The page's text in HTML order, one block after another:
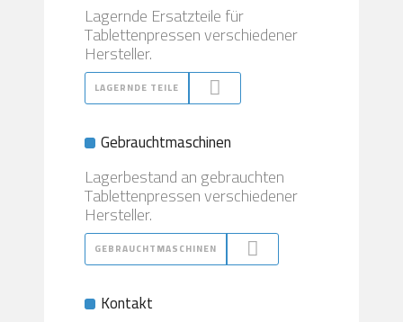
Lagernde Ersatzteile für
Tablettenpressen verschiedener
Hersteller.
LAGERNDE TEILE
Gebrauchtmaschinen
Lagerbestand an gebrauchten
Tablettenpressen verschiedener
Hersteller.
GEBRAUCHTMASCHINEN
Kontakt